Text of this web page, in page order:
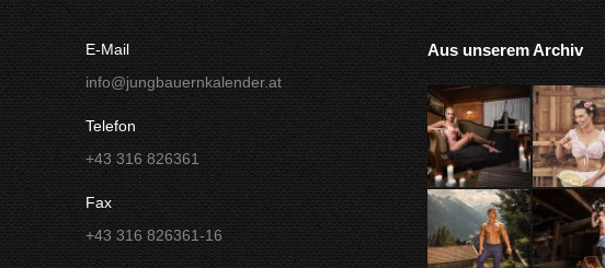
E-Mail
info@jungbauernkalender.at
Telefon
+43 316 826361
Fax
+43 316 826361-16
Aus unserem Archiv